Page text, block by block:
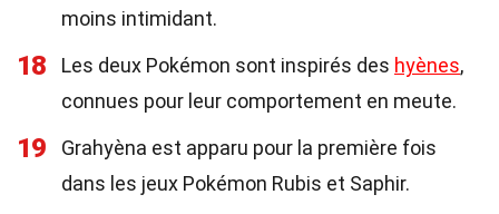
moins intimidant.
18 Les deux Pokémon sont inspirés des hyènes,
connues pour leur comportement en meute.
19
Grahyèna est apparu pour la première fois
dans les jeux Pokémon Rubis et Saphir.